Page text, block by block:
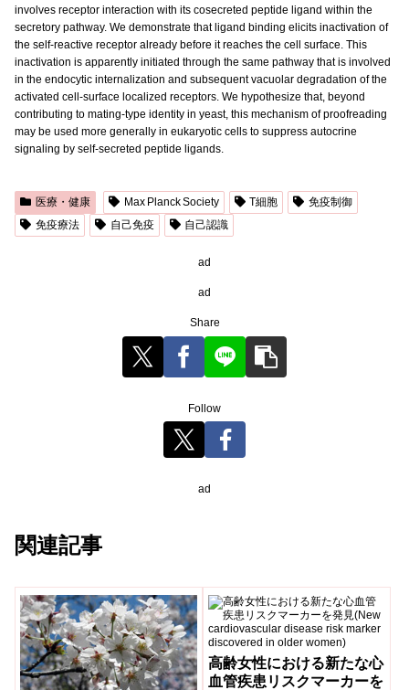
involves receptor interaction with its cosecreted peptide ligand within the
secretory pathway. We demonstrate that ligand binding elicits inactivation of
the self-reactive receptor already before it reaches the cell surface. This
inactivation is apparently initiated through the same pathway that is involved
in the endocytic internalization and subsequent vacuolar degradation of the
activated cell-surface localized receptors. We hypothesize that, beyond
contributing to mating-type identity in yeast, this mechanism of proofreading
may be used more generally in eukaryotic cells to suppress autocrine
signaling by self-secreted peptide ligands.
医療・健康 Max Planck Society T細胞
免疫制御
免疫療法
自己免疫 自己認識
ad
ad
Share
Follow
ad
関連記事
高齢女性における新たな心
血管疾患リスクマーカーを